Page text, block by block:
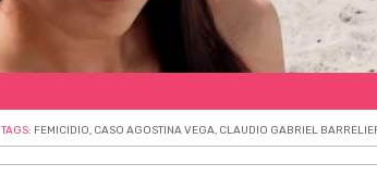
TAGS: FEMICIDIO, CASO AGOSTINA VEGA, CLAUDIO GABRIEL